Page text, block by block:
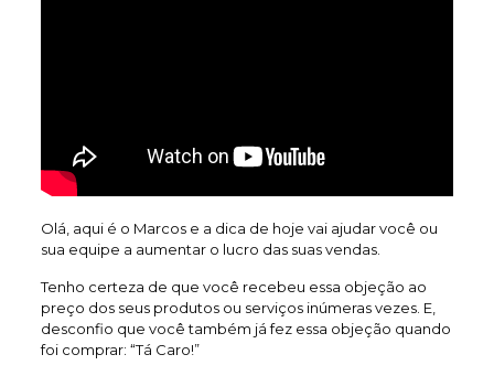
Olá, aqui é o Marcos e a dica de hoje vai ajudar você ou
sua equipe a aumentar o lucro das suas vendas.
Tenho certeza de que você recebeu essa objeção ao
preço dos seus produtos ou serviços inúmeras vezes. E,
desconfio que você também já fez essa objeção quando
foi comprar: “Tá Caro!”